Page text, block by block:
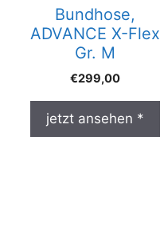
Bundhose,
ADVANCE X-Flex
Gr. M
€299,00
jetzt ansehen *